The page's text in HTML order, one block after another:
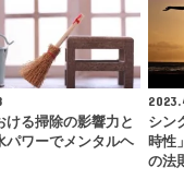
ける掃除の影響力と
パワーでメンタルヘ
シン
時性
の法